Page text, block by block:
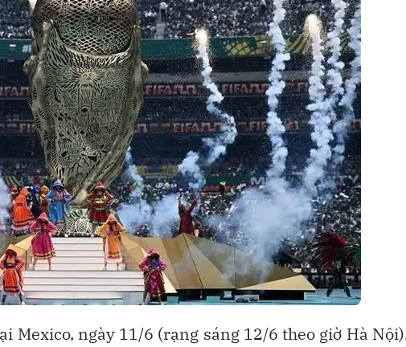
Mexico, ngày 11/6 (rạng sáng 12/6 theo giờ Hà